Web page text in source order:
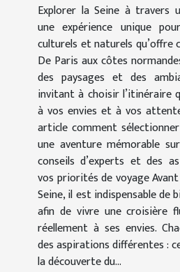
Explorer la Seine à travers
une expérience unique
culturels et naturels qu’offre
De Paris aux côtes
des paysages et des
invitant à choisir l’itinéraire
à vos envies et à vos
article comment
une aventure mémorable
conseils d’experts et des
vos priorités de voyage
Seine, il est indispensable de
afin de vivre une croisière
réellement à ses envies.
des aspirations différentes :
la découverte du...